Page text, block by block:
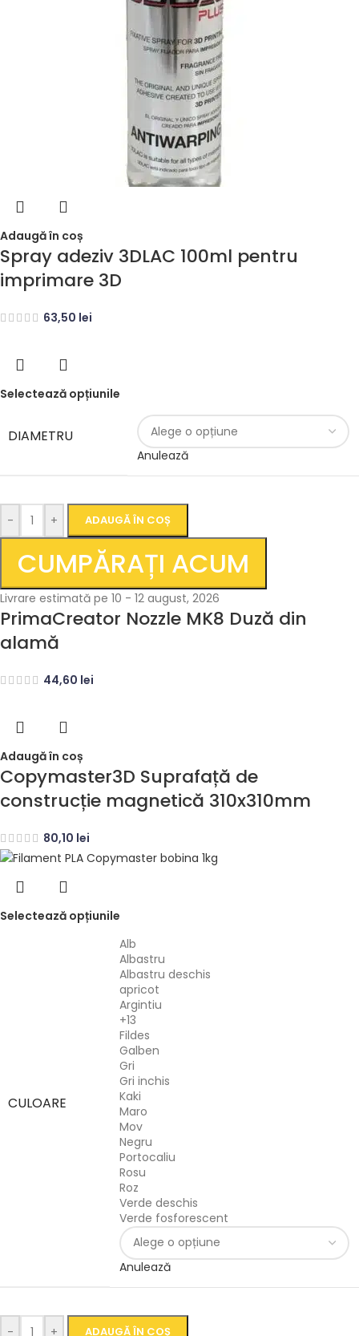
Adaugă în coș
Spray adeziv 3DLAC 100ml pentru
imprimare 3D
63,50 lei
Selectează opțiunile
DIAMETRU
Anulează
- + ADAUGĂ ÎN COȘ
CUMPĂRAȚI ACUM
Livrare estimată pe 10 - 12 august, 2026
PrimaCreator Nozzle MK8 Duză din
alamă
44,60 lei
Adaugă în coș
Copymaster3D Suprafață de
construcție magnetică 310x310mm
80,10 lei
Selectează opțiunile
CULOARE
Alb
Albastru
Albastru deschis
apricot
Argintiu
+13
Fildes
Galben
Gri
Gri inchis
Kaki
Maro
Mov
Negru
Portocaliu
Rosu
Roz
Verde deschis
Verde fosforescent
Anulează
- + ADAUGĂ ÎN COȘ